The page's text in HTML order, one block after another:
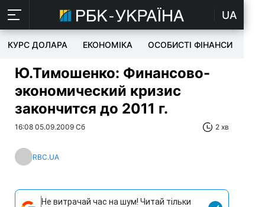
UA
КУРС ДОЛАРА ЕКОНОМІКА ОСОБИСТІ ФІНАНСИ
Ю.Тимошенко: Финансово-
экономический кризис
закончится до 2011 г.
16:08 05.09.2009 Сб 2 хв
RBC.UA
Не витрачай час на шум! Читай тільки